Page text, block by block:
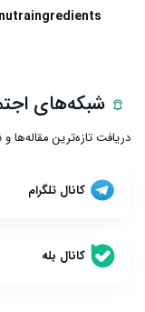
nutraingredients
شبکه‌های
دریافت تازه‌ترین مقاله‌ها
کانال تلگرام
کانال بله